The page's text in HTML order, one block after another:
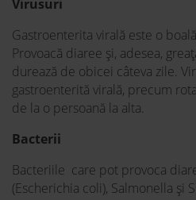
Virusuri
Gastroenterita virală este o
Provoacă diaree și, adesea,
durează de obicei câteva zile.
gastroenterită virală, precum
de la o persoană la alta.
Bacterii
Bacteriile care pot provoca
(Escherichia coli), Salmonella și